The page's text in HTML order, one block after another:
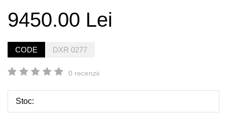
9450.00 Lei
CODE DXR 0277
0 recenzii
Stoc: